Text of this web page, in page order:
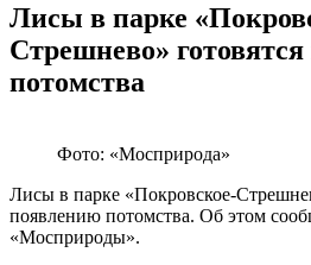
Лисы в парке
Стрешнево»
потомства
Фото: «Мосприрода»
Лисы в парке «Покровское-
появлению потомства. Об этом
«Мосприроды».